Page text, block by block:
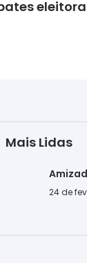
Mais Lidas
24 de